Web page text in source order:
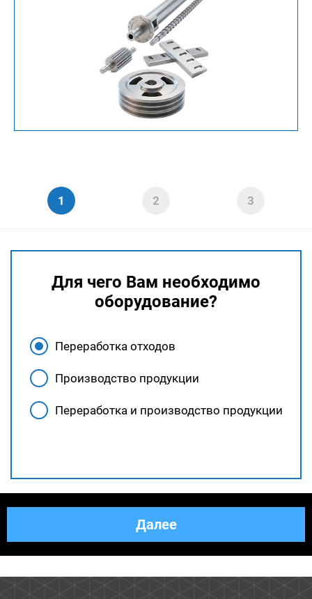
Для чего Вам необходимо
оборудование?
Переработка отходов
Производство продукции
Переработка и производство продукции
Далее